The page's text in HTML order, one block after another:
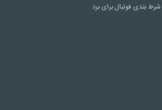
شرط بندی فوتبالبرای برد